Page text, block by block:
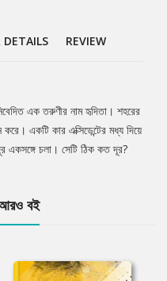
REVIEW
এক তরুণীর নাম হৃদিতা। শহরের
করে। একটি কার এক্সিডেন্টের মধ্য দিয়ে
একসঙ্গে চলা। সেটি ঠিক কত দূর?
বই